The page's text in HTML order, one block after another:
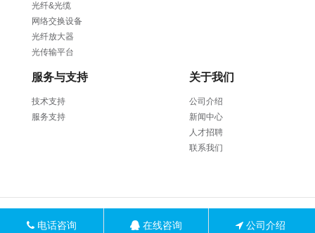
100G DAC QSFP28 TO
QSFP28
光纤&光缆
网络交换设备
光纤放大器
光传输平台
服务与支持
技术支持
服务支持
关于我们
公司介绍
新闻中心
人才招聘
联系我们
电话咨询 在线咨询 公司介绍